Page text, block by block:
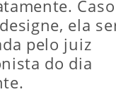
ela
pelo juiz
do dia